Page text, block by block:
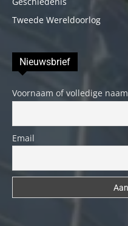
Tweede Wereldoorlog
Nieuwsbrief
Voornaam of volledige naam
Email